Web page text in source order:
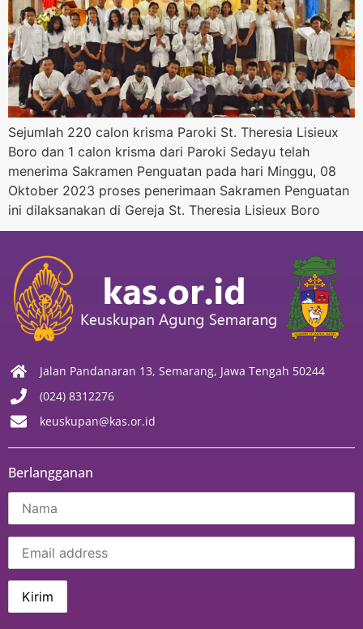
Sejumlah 220 calon krisma Paroki St. Theresia Lisieux
Boro dan 1 calon krisma dari Paroki Sedayu telah
menerima Sakramen Penguatan pada hari Minggu, 08
Oktober 2023 proses penerimaan Sakramen Penguatan
ini dilaksanakan di Gereja St. Theresia Lisieux Boro
Jalan Pandanaran 13, Semarang, Jawa Tengah 50244
(024) 8312276
keuskupan@kas.or.id
Berlangganan